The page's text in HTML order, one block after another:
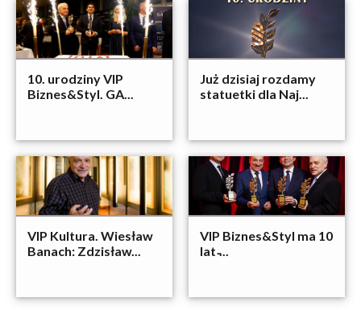
10. urodziny VIP
Biznes&Styl. GA...
Już dzisiaj rozdamy
statuetki dla Naj...
VIP Kultura. Wiesław
Banach: Zdzisław...
VIP Biznes&Styl ma 10
lat ̵...